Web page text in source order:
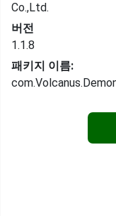
Co.,Ltd.
버전
1.1.8
패키지 이름: